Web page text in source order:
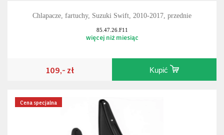
Chlapacze, fartuchy, Suzuki Swift, 2010-2017, przednie
85.47.26.F11
więcej niż miesiąc
109,- zł Kupić
Cena specjalna